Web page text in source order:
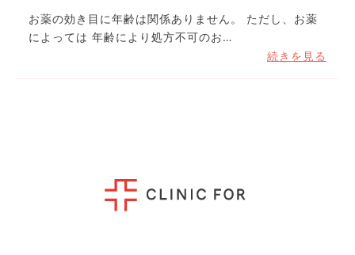
お薬の効き目に年齢は関係ありません。 ただし、お薬
によっては 年齢により処方不可のお…
続きを見る